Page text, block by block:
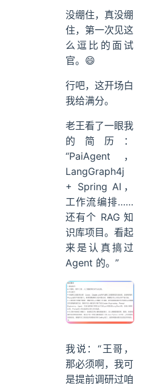
没绷住，真没绷
住，第一次见这
么逗比的面试
官。😄
行吧，这开场白
我给满分。
老王看了一眼我
的简历：
“PaiAgent，
LangGraph4j
+ Spring AI，
工作流编排……
还有个 RAG 知
识库项目。看起
来是认真搞过
Agent 的。”
我说：“王哥，
那必须啊，我可
是提前调研过咱